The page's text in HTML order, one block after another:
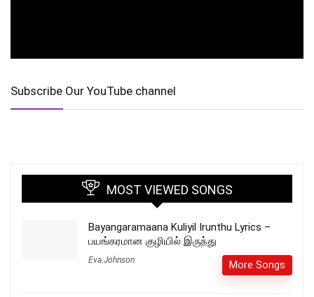
Subscribe Our YouTube channel
MOST VIEWED SONGS
Bayangaramaana Kuliyil Irunthu Lyrics –
பயங்கரமான குழியில் இருந்து
Eva.Johnson More Songs